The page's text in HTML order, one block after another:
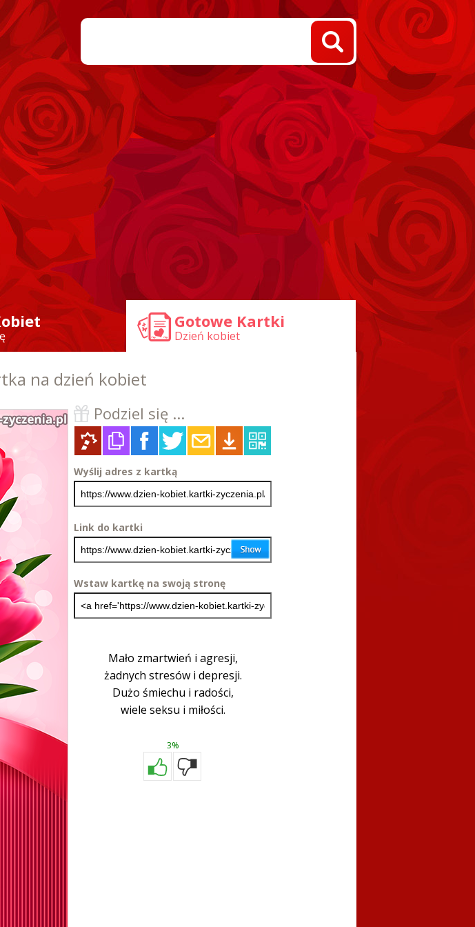
Gotowe Kartki
Dzień kobiet
na dzień kobiet
Podziel się ...
Wyślij adres z kartką
Link do kartki
Wstaw kartkę na swoją stronę
Mało zmartwień i agresji,
żadnych stresów i depresji.
Dużo śmiechu i radości,
wiele seksu i miłości.
3%